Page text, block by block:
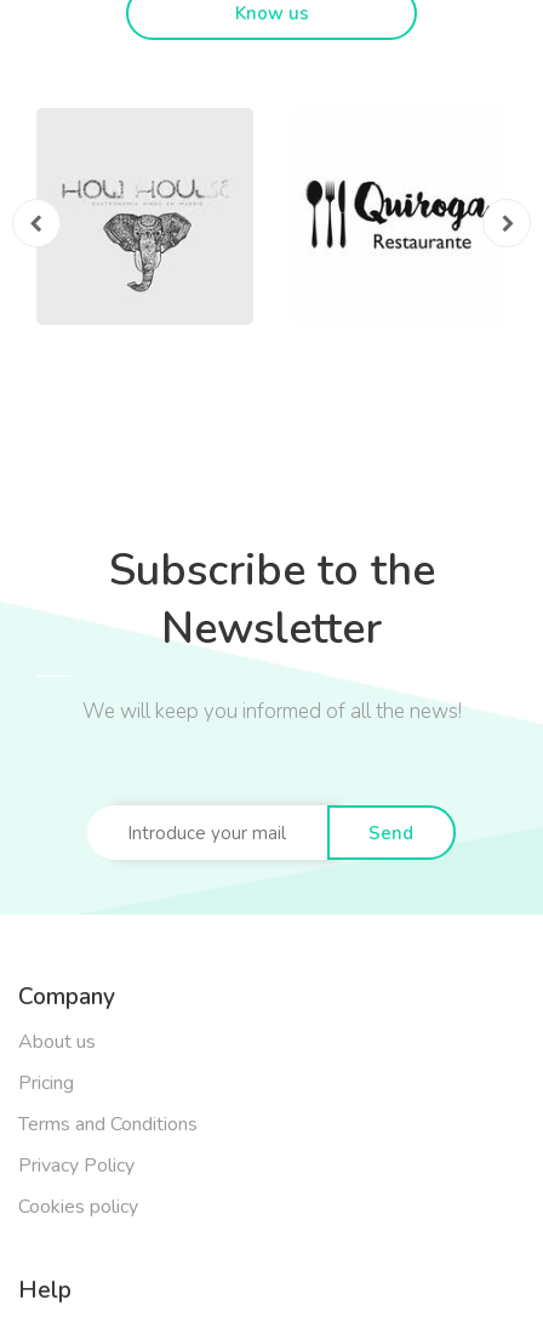
Know us
Subscribe to the
Newsletter
We will keep you informed of all the news!
Send
Company
About us
Pricing
Terms and Conditions
Privacy Policy
Cookies policy
Help